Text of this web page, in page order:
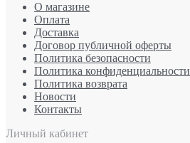
О магазине
Оплата
Доставка
Договор публичной оферты
Политика безопасности
Политика конфиденциальности
Политика возврата
Новости
Контакты
Личный кабинет